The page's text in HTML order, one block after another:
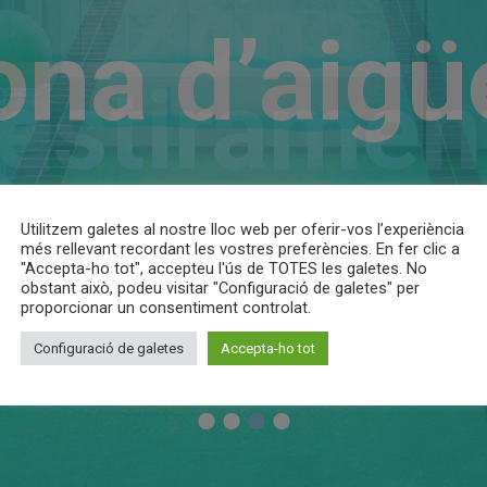
Utilitzem galetes al nostre lloc web per oferir-vos l’experiència
més rellevant recordant les vostres preferències. En fer clic a
"Accepta-ho tot", accepteu l'ús de TOTES les galetes. No
obstant això, podeu visitar "Configuració de galetes" per
proporcionar un consentiment controlat.
Configuració de galetes Accepta-ho tot